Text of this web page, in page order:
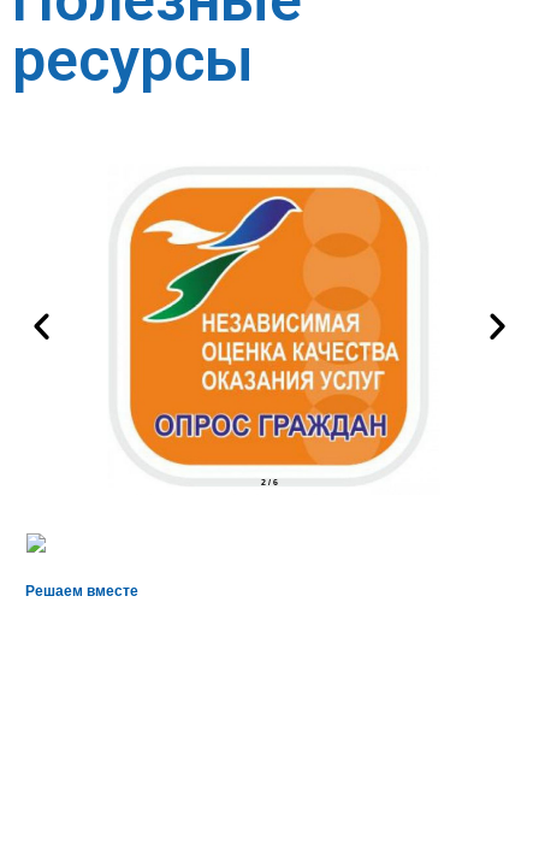
ресурсы
2 / 6
Решаем вместе